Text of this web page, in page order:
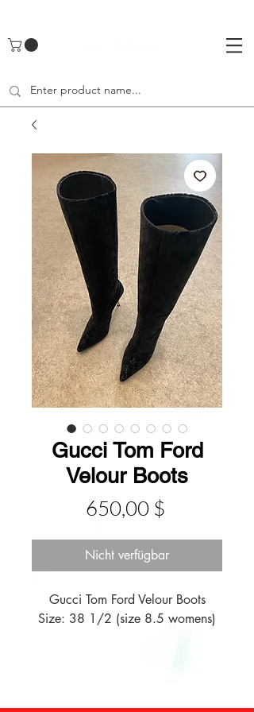
Gucci Tom Ford
Velour Boots
650,00 $Preis
Nicht verfügbar
Gucci Tom Ford Velour Boots
Size: 38 1/2 (size 8.5 womens)